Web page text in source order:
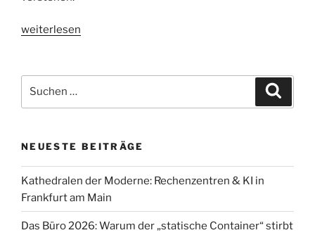
„Hochhaus-
für
Frankfurt“
weiterlesen
nach:
NEUESTE BEITRÄGE
Kathedralen der Moderne: Rechenzentren & KI in
Frankfurt am Main
Das Büro 2026: Warum der „statische Container“ stirbt